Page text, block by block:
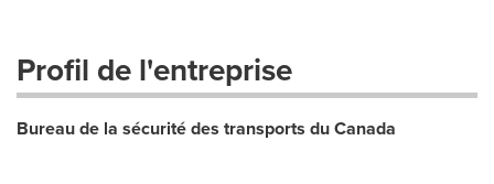
Profil de l'entreprise
Bureau de la sécurité des transports du Canada